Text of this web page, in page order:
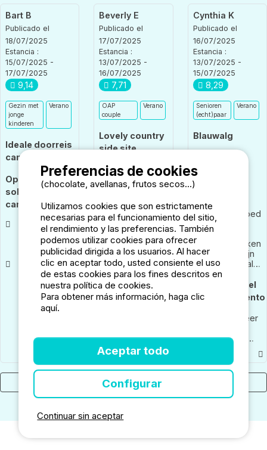
Bart B
Publicado el
18/07/2025
Estancia :
15/07/2025 -
17/07/2025
9,14
Gezin met
jonge
kinderen
Verano
Ideale doorreis
camping
Opiniones
sobre el
camping
Mooie
plaatsen,
vriendelijk
personeel,
sanitair zeer
netjes en
schoon, leuk
speeltuintje
Spijtig dat
het meertje
aan de
camping niet
bezwembaar
was door
ander
campinguitbaters
kunnen hier
doen
Beverly E
Publicado el
17/07/2025
Estancia :
13/07/2025 -
16/07/2025
7,71
OAP
couple
Verano
Lovely country
side site
Opiniones
sobre el
Wonderful
people
running the
site. Good
size pitches
with water &
drainage
Showers
plenty of hot
swimming
good cycle
rides
Cynthia K
Publicado el
16/07/2025
Estancia :
13/07/2025 -
15/07/2025
8,29
Senioren
(echt)paar
Verano
Blauwalg
sobre el
camping
Leuke
locatie, goed
sanitair,
mooie grote
staanplaatsen
Bij inchecken
was het fijn
geweest als
we
geïnformeerd
waren over
zwemmen.
Respuesta del
establecimiento
Bonjour meneer
Kieboom, Wij
verbaasd dat u
niet op de
staat namelijk
de receptie en
sanitairgebouw.
Mostrar los 54 comentarios
Continuar sin aceptar
Preferencias de cookies
(chocolate, avellanas, frutos secos...)
Utilizamos cookies que son estrictamente
necesarias para el funcionamiento del sitio,
el rendimiento y las preferencias. También
podemos utilizar cookies para ofrecer
publicidad dirigida a los usuarios. Al hacer
clic en aceptar todo, usted consiente el uso
de estas cookies para los fines descritos en
nuestra política de cookies.
Para obtener más información, haga clic
aquí.
Aceptar todo
Configurar